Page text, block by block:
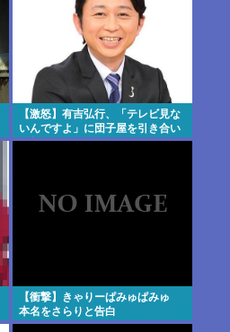
【激怒】有吉弘行、「テレビ見な
いんですよ」に団子屋を引き合い
に怒り
【衝撃】きゃりーぱみゅぱみゅ
本名をさらりと告白